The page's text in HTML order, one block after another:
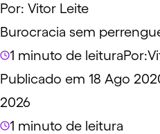
Por: Vitor Leite
Burocracia sem
1 minuto de leituraPor:
Publicado em 18 Ago
2026
1 minuto de leitura